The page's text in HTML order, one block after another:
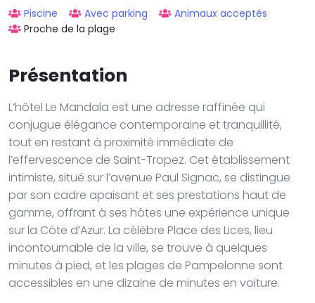
Piscine Avec parking
Animaux acceptés
Proche de la plage
Présentation
L’hôtel Le Mandala est une adresse raffinée qui
conjugue élégance contemporaine et tranquillité,
tout en restant à proximité immédiate de
l’effervescence de Saint-Tropez. Cet établissement
intimiste, situé sur l’avenue Paul Signac, se distingue
par son cadre apaisant et ses prestations haut de
gamme, offrant à ses hôtes une expérience unique
sur la Côte d’Azur. La célèbre Place des Lices, lieu
incontournable de la ville, se trouve à quelques
minutes à pied, et les plages de Pampelonne sont
accessibles en une dizaine de minutes en voiture.